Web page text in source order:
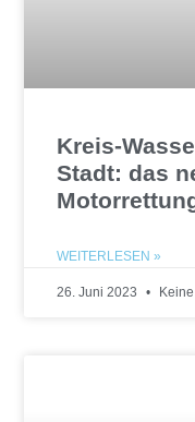
Kreis-
Stadt: das
WEITERLESEN »
26. Juni 2023